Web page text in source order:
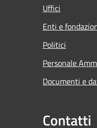
Uffici
Enti e
Politici
Personale
Documenti e
Contatti